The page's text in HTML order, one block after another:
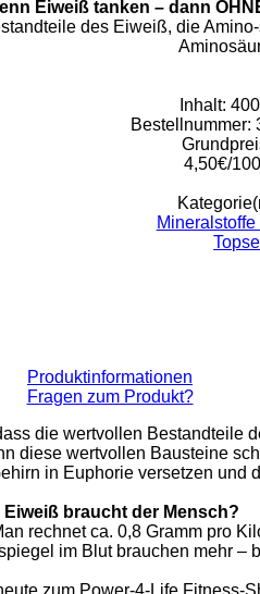
Eiweiß tanken – dann
des Eiweiß, die
Inhalt:
Bestellnummer:
4,50€/
Produktinformationen
Fragen zum Produkt?
die wertvollen Bestandteile
diese wertvollen Bausteine
in Euphorie versetzen und
Eiweiß braucht der Mensch?
rechnet ca. 0,8 Gramm pro
im Blut brauchen mehr –
zum Power-4-Life Fitness-